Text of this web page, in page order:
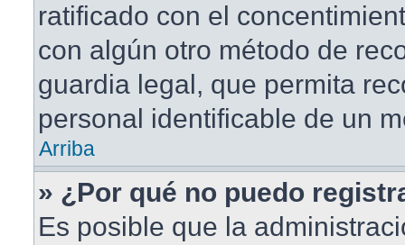
ratificado con el
con algún otro método de
guardia legal, que permita
personal identificable de un
Arriba
» ¿Por qué no puedo
Es posible que la